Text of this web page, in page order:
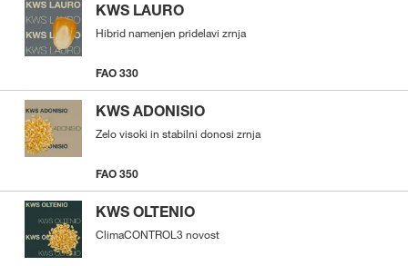
KWS LAURO
Hibrid namenjen pridelavi zrnja
FAO 330
KWS ADONISIO
Zelo visoki in stabilni donosi zrnja
FAO 350
KWS OLTENIO
ClimaCONTROL3 novost